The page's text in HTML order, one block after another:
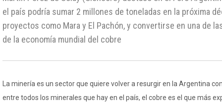
el país podría sumar 2 millones de toneladas en la próxima
proyectos como Mara y El Pachón, y convertirse en una de
de la economía mundial del cobre
La minería es un sector que quiere volver a resurgir en la Argentina
entre todos los minerales que hay en el país, el cobre es el que más